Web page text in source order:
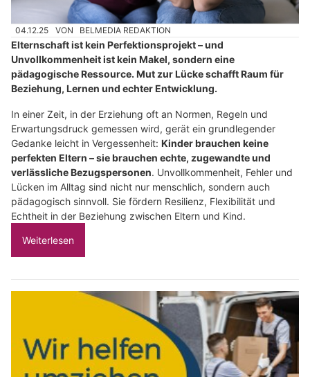
04.12.25 VON BELMEDIA REDAKTION
Elternschaft ist kein Perfektionsprojekt – und
Unvollkommenheit ist kein Makel, sondern eine
pädagogische Ressource. Mut zur Lücke schafft Raum für
Beziehung, Lernen und echter Entwicklung.
In einer Zeit, in der Erziehung oft an Normen, Regeln und
Erwartungsdruck gemessen wird, gerät ein grundlegender
Gedanke leicht in Vergessenheit: Kinder brauchen keine
perfekten Eltern – sie brauchen echte, zugewandte und
verlässliche Bezugspersonen. Unvollkommenheit, Fehler und
Lücken im Alltag sind nicht nur menschlich, sondern auch
pädagogisch sinnvoll. Sie fördern Resilienz, Flexibilität und
Echtheit in der Beziehung zwischen Eltern und Kind.
Weiterlesen